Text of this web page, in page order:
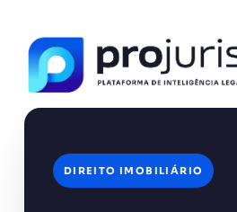
DIREITO IMOBILIÁRIO